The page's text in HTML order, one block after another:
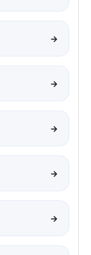
→
→
→
→
→